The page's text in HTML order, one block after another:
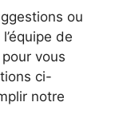
ou
de
vous
ci-
notre